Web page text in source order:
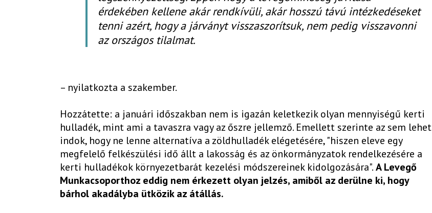
érdekében kellene akár rendkívüli, akár hosszú távú intézkedéseket
tenni azért, hogy a járványt visszaszorítsuk, nem pedig visszavonni
az országos tilalmat.
– nyilatkozta a szakember.
Hozzátette: a januári időszakban nem is igazán keletkezik olyan mennyiségű kerti
hulladék, mint ami a tavaszra vagy az őszre jellemző. Emellett szerinte az sem lehet
indok, hogy ne lenne alternatíva a zöldhulladék elégetésére, "hiszen eleve egy
megfelelő felkészülési idő állt a lakosság és az önkormányzatok rendelkezésére a
kerti hulladékok környezetbarát kezelési módszereinek kidolgozására".A Levegő
Munkacsoporthoz eddig nem érkezett olyan jelzés, amiből az derülne ki, hogy
bárhol akadályba ütközik az átállás.